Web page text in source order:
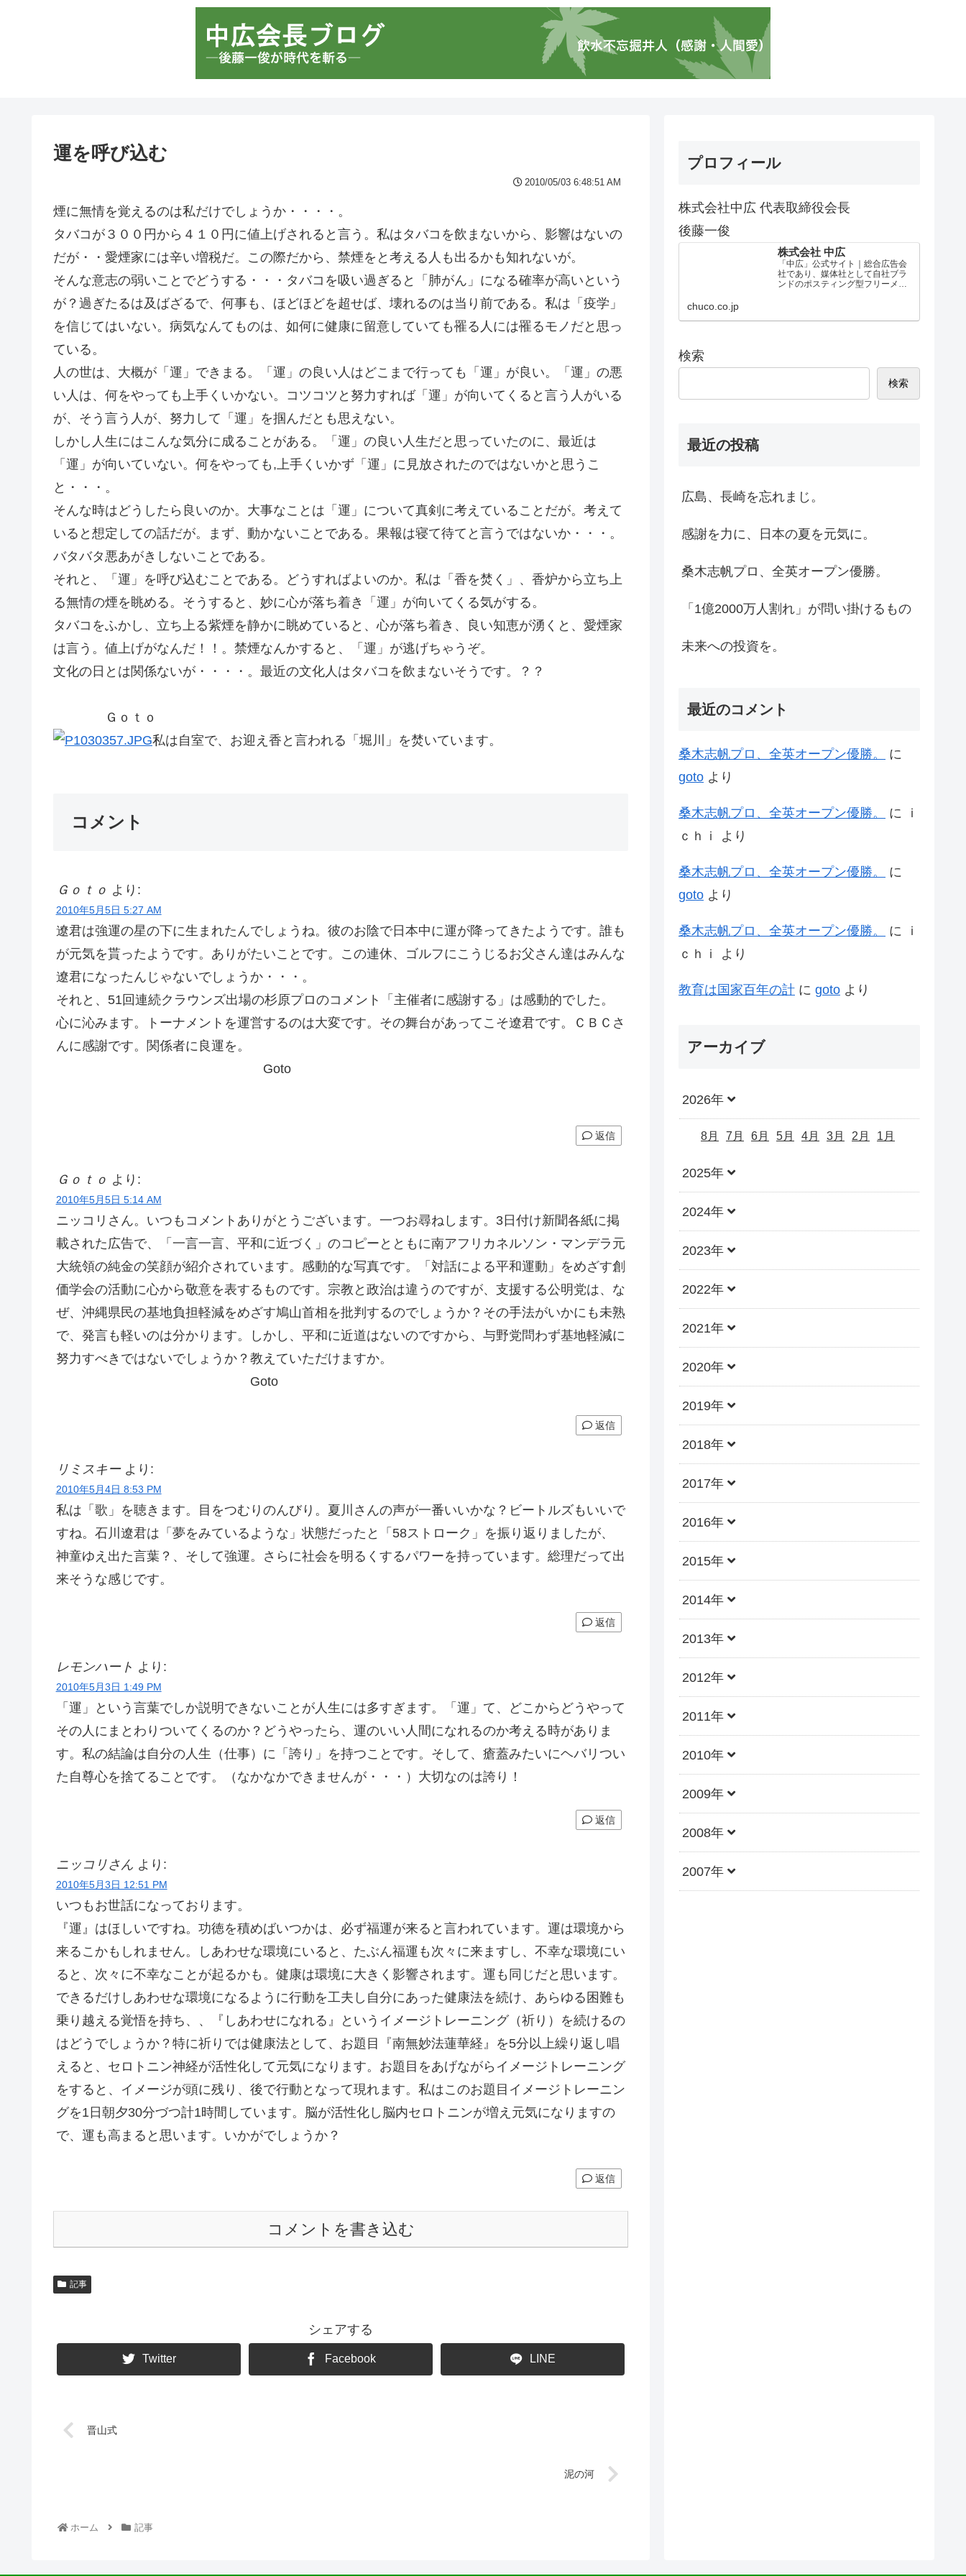
運を呼び込む
2010/05/03 6:48:51 AM
煙に無情を覚えるのは私だけでしょうか・・・・。
タバコが３００円から４１０円に値上げされると言う。私はタバコを飲まないから、影響はないの
だが・・愛煙家には辛い増税だ。この際だから、禁煙をと考える人も出るかも知れないが。
そんな意志の弱いことでどうする・・・タバコを吸い過ぎると「肺がん」になる確率が高いという
が？過ぎたるは及ばざるで、何事も、ほどほどを超せば、壊れるのは当り前である。私は「疫学」
を信じてはいない。病気なんてものは、如何に健康に留意していても罹る人には罹るモノだと思っ
ている。
人の世は、大概が「運」できまる。「運」の良い人はどこまで行っても「運」が良い。「運」の悪
い人は、何をやっても上手くいかない。コツコツと努力すれば「運」が向いてくると言う人がいる
が、そう言う人が、努力して「運」を掴んだとも思えない。
しかし人生にはこんな気分に成ることがある。「運」の良い人生だと思っていたのに、最近は
「運」が向いていない。何をやっても,上手くいかず「運」に見放されたのではないかと思うこ
と・・・。
そんな時はどうしたら良いのか。大事なことは「運」について真剣に考えていることだが。考えて
いると想定しての話だが。まず、動かないことである。果報は寝て待てと言うではないか・・・。
バタバタ悪あがきしないことである。
それと、「運」を呼び込むことである。どうすればよいのか。私は「香を焚く」、香炉から立ち上
る無情の煙を眺める。そうすると、妙に心が落ち着き「運」が向いてくる気がする。
タバコをふかし、立ち上る紫煙を静かに眺めていると、心が落ち着き、良い知恵が湧くと、愛煙家
は言う。値上げがなんだ！！。禁煙なんかすると、「運」が逃げちゃうぞ。
文化の日とは関係ないが・・・・。最近の文化人はタバコを飲まないそうです。？？
Ｇｏｔｏ
私は自室で、お迎え香と言われる「堀川」を焚いています。
コメント
Ｇｏｔｏ より:
2010年5月5日 5:27 AM
遼君は強運の星の下に生まれたんでしょうね。彼のお陰で日本中に運が降ってきたようです。誰も
が元気を貰ったようです。ありがたいことです。この連休、ゴルフにこうじるお父さん達はみんな
遼君になったんじゃないでしょうか・・・。
それと、51回連続クラウンズ出場の杉原プロのコメント「主催者に感謝する」は感動的でした。
心に沁みます。トーナメントを運営するのは大変です。その舞台があってこそ遼君です。ＣＢＣさ
んに感謝です。関係者に良運を。
Goto
返信
Ｇｏｔｏ より:
2010年5月5日 5:14 AM
ニッコリさん。いつもコメントありがとうございます。一つお尋ねします。3日付け新聞各紙に掲
載された広告で、「一言一言、平和に近づく」のコピーとともに南アフリカネルソン・マンデラ元
大統領の純金の笑顔が紹介されています。感動的な写真です。「対話による平和運動」をめざす創
価学会の活動に心から敬意を表するものです。宗教と政治は違うのですが、支援する公明党は、な
ぜ、沖縄県民の基地負担軽減をめざす鳩山首相を批判するのでしょうか？その手法がいかにも未熟
で、発言も軽いのは分かります。しかし、平和に近道はないのですから、与野党問わず基地軽減に
努力すべきではないでしょうか？教えていただけますか。
Goto
返信
リミスキー より:
2010年5月4日 8:53 PM
私は「歌」を聴きます。目をつむりのんびり。夏川さんの声が一番いいかな？ビートルズもいいで
すね。石川遼君は「夢をみているような」状態だったと「58ストローク」を振り返りましたが、
神童ゆえ出た言葉？、そして強運。さらに社会を明るくするパワーを持っています。総理だって出
来そうな感じです。
返信
レモンハート より:
2010年5月3日 1:49 PM
「運」という言葉でしか説明できないことが人生には多すぎます。「運」て、どこからどうやって
その人にまとわりついてくるのか？どうやったら、運のいい人間になれるのか考える時がありま
す。私の結論は自分の人生（仕事）に「誇り」を持つことです。そして、瘡蓋みたいにヘバリつい
た自尊心を捨てることです。（なかなかできませんが・・・）大切なのは誇り！
返信
ニッコリさん より:
2010年5月3日 12:51 PM
いつもお世話になっております。
『運』はほしいですね。功徳を積めばいつかは、必ず福運が来ると言われています。運は環境から
来るこかもしれません。しあわせな環境にいると、たぶん福運も次々に来ますし、不幸な環境にい
ると、次々に不幸なことが起るかも。健康は環境に大きく影響されます。運も同じだと思います。
できるだけしあわせな環境になるように行動を工夫し自分にあった健康法を続け、あらゆる困難も
乗り越える覚悟を持ち、、『しあわせになれる』というイメージトレーニング（祈り）を続けるの
はどうでしょうか？特に祈りでは健康法として、お題目『南無妙法蓮華経』を5分以上繰り返し唱
えると、セロトニン神経が活性化して元気になります。お題目をあげながらイメージトレーニング
をすると、イメージが頭に残り、後で行動となって現れます。私はこのお題目イメージトレーニン
グを1日朝夕30分づつ計1時間しています。脳が活性化し脳内セロトニンが増え元気になりますの
で、運も高まると思います。いかがでしょうか？
返信
コメントを書き込む
記事
シェアする
Twitter Facebook LINE
晋山式
泥の河
ホーム 記事
プロフィール
株式会社中広 代表取締役会長
後藤一俊
株式会社 中広
「中広」公式サイト｜総合広告会
社であり、媒体社として自社ブラ
ンドのポスティング型フリーメデ
chuco.co.jp
検索
検索
最近の投稿
広島、長崎を忘れまじ。
感謝を力に、日本の夏を元気に。
桑木志帆プロ、全英オープン優勝。
「1億2000万人割れ」が問い掛けるもの
未来への投資を。
最近のコメント
桑木志帆プロ、全英オープン優勝。
に
goto より
桑木志帆プロ、全英オープン優勝。 に
ｉ
ｃｈｉ
より
桑木志帆プロ、全英オープン優勝。
に
goto より
桑木志帆プロ、全英オープン優勝。 に
ｉ
ｃｈｉ
より
教育は国家百年の計 に goto より
アーカイブ
2026年
8月 7月 6月 5月 4月 3月 2月 1月
2025年
2024年
2023年
2022年
2021年
2020年
2019年
2018年
2017年
2016年
2015年
2014年
2013年
2012年
2011年
2010年
2009年
2008年
2007年